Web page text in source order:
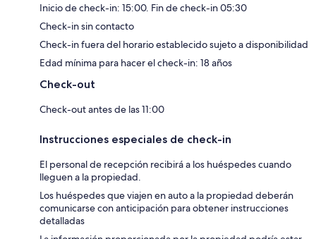
Inicio de check-in: 15:00. Fin de check-in 05:30
Check-in sin contacto
Check-in fuera del horario establecido sujeto a disponibilidad
Edad mínima para hacer el check-in: 18 años
Check-out
Check-out antes de las 11:00
Instrucciones especiales de check-in
El personal de recepción recibirá a los huéspedes cuando
lleguen a la propiedad.
Los huéspedes que viajen en auto a la propiedad deberán
comunicarse con anticipación para obtener instrucciones
detalladas